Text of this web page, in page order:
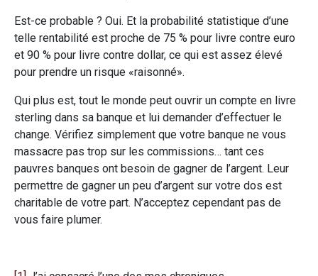
Est-ce probable ? Oui. Et la probabilité statistique d’une
telle rentabilité est proche de 75 % pour livre contre euro
et 90 % pour livre contre dollar, ce qui est assez élevé
pour prendre un risque «raisonné».
Qui plus est, tout le monde peut ouvrir un compte en livre
sterling dans sa banque et lui demander d’effectuer le
change. Vérifiez simplement que votre banque ne vous
massacre pas trop sur les commissions… tant ces
pauvres banques ont besoin de gagner de l’argent. Leur
permettre de gagner un peu d’argent sur votre dos est
charitable de votre part. N’acceptez cependant pas de
vous faire plumer.